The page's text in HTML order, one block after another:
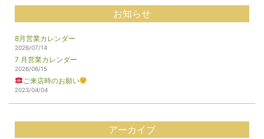
お知らせ
8月営業カレンダー
2026/07/14
7 月営業カレンダー
2026/06/15
ご来店時のお願い
2023/04/04
アーカイブ